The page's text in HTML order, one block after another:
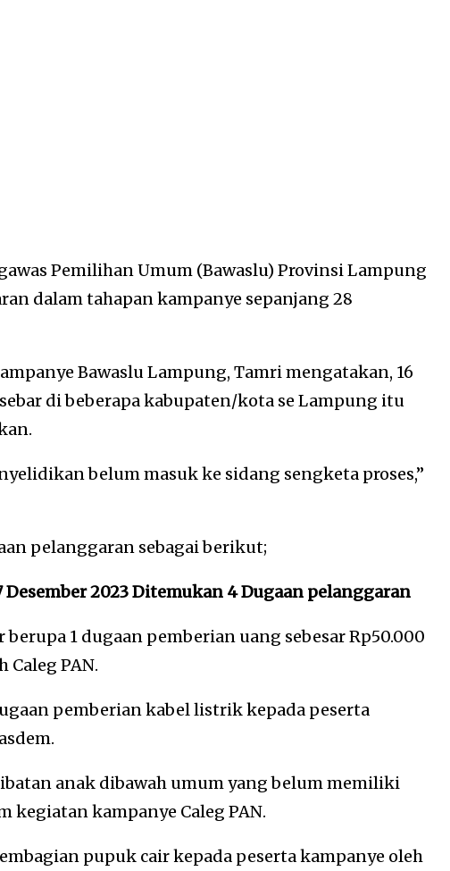
Pemilihan Umum (Bawaslu) Provinsi Lampung
dalam tahapan kampanye sepanjang 28
Bawaslu Lampung, Tamri mengatakan, 16
di beberapa kabupaten/kota se Lampung itu
belum masuk ke sidang sengketa proses,”
pelanggaran sebagai berikut;
2023 Ditemukan 4 Dugaan pelanggaran
1 dugaan pemberian uang sebesar Rp50.000
Caleg PAN.
pemberian kabel listrik kepada peserta
anak dibawah umum yang belum memiliki
kegiatan kampanye Caleg PAN.
pupuk cair kepada peserta kampanye oleh